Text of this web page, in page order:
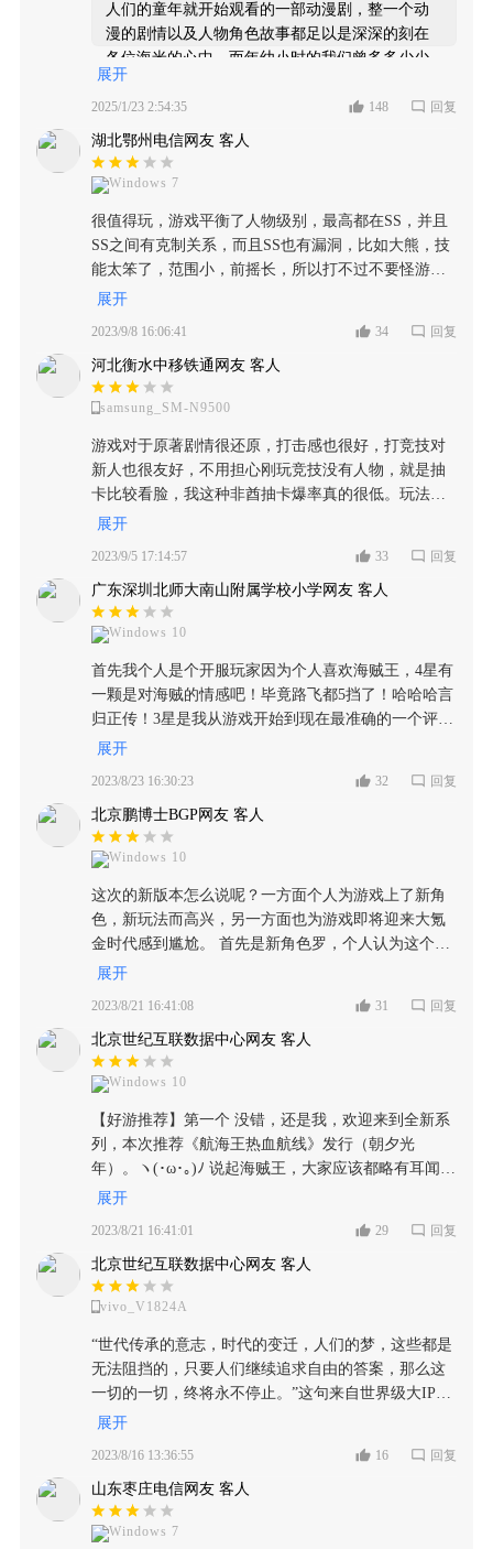
人们的童年就开始观看的一部动漫剧，整一个动
漫的剧情以及人物角色故事都足以是深深的刻在
各位海米的心中，而年幼小时的我们曾多多少少
也是有过像是主角路飞的那般伟大梦想，即使不
是同一平行世界，仍然是对冒险有着非常强烈的
向往。如今这一部热门的日漫也是被作为主要题
材制作出了许许多多的游戏，在这其中我们也是
能够感受一波当主角身临其境的快感，甚至是在
大题材早已经是承载着许多人的情怀了。所以说
游戏也是吸引力满满。 《航海王热血航线》作为
一款二次元风的漫改格斗冒险类游戏，可以说是
整一个游戏所给玩家们带来的游戏体验都是非常
充足的，而且在这么一个庞大的海盗世界当中，
是重新回顾整一个主线故事的发展进程，可谓是
相当的精彩。 『精美的画面，音质优秀突出』 对
观感是游戏当中所给玩家们带来最为直观的游戏
体验，毕竟游戏也是以这种日漫为主要的题材，
通过在漫画当中以及是动漫影视剧当中的各种场
景以及人物角色在游戏当中都能够得到一个较好
非常的细腻，细节做的也较为到位，不像是一些
这种类型的游戏在画面当中所显现出来的缺点错
漏百出。整个游戏当中所显现出的光彩以及色彩
的设计，都能够让每一个场景以及人物角色描绘
的相当生动形象，同时，这样精致的画面也是大
大增加了游戏的体验。况且，在游戏当中的各种
战斗场面也是非常的绚丽多彩，上次在影视剧当
大大提升了游戏当中的战斗快感，无论是各个人
物角色的动作还是技能的特效，都能够让玩家感
受到这种畅爽纯粹的战斗魅力，也可以说是丰富
了玩家在游戏当中的视觉观感，色彩以及特效的
设计搭配，能够令整个游戏的画面充满了视觉冲
给人的感觉还是较为优秀的，虽然在各种大型游
戏当中也是司空见惯，但仍然是没有什么令人感
到不足的缺点。 除此之外，游戏当中的音乐也是
有着非常不错的感受，像是在动漫影视剧中那一
首首经典背景音乐都能够在游戏当中得到一定的
还原显现，这样的设计不仅能够让玩家在游戏当
中得到一定的情怀共鸣，同时又渲染了游戏的氛
围，让玩家能够在游戏当中体验到这种激情澎湃
当中，都能够明显的感觉的到背景音乐的变化，
这也是能够让玩家非常容易的感受到游戏的这种
氛围渲染力。况且，在游戏当中的音效也是非常
的充足，不仅是将格斗动作类游戏的那种拳拳到
肉的打击感受做到位，同时，各种丰富的技能招
验性和游戏的内容表现，无论如何，这些设计在
游戏的每一方面都能够是发挥到一定的作用，又
满足了玩家在游戏当中的代入感。 『剧情类格斗
玩法，有不俗表现』 游戏是以这种动漫为主要题
材的话，那么在整一个游戏的主要玩法当中，剧
情也是发挥着一定的作用性，所以也就在整一个
游戏的这种格斗动作类玩法当中，加入了许许多
地图场景设计，都是能够让玩家在其中能够进行
探索，增加游戏的可玩性。简单来说，就是通过
剧情的主线故事来不断的设计关于剧情发展的遭
遇战，每一个场景以及是剧情的内容，都能够是
展开
2025/1/23 2:54:35 148 回复
湖北鄂州电信网友 客人
Windows 7
很值得玩，游戏平衡了人物级别，最高都在SS，并且
SS之间有克制关系，而且SS也有漏洞，比如大熊，技
能太笨了，范围小，前摇长，所以打不过不要怪游
戏，技术问题讲真，技术够了，B都能打SS😅，天空
放平心态，提升操作水平再来评价，不用抱怨SS出的
快，找到自己最喜欢的那个慢慢练习，会有奇效！一
个SS山治吃天下都可以的！而且不至于一个都抽不到
呀，连船长五十没到就别骂了，什么鲁兹，鹰眼，黄
猿之类的，只要有一个，愿意练练，都很好打，我一
个手残党都玩的溜，而且不一定要追求SS，S级贝拉
密，S级巴奇，A级索隆，SS级山治都是不错的选择，
验，被爆锤别气，完胜也别太高兴，慢慢来才有体验
以及官方，建议把保底从90调低一些不然门槛确实高
了，对于部分没法长时间游玩的玩家确实不太友好 最
近出英雄确实有些强度过分了，老牌SS已经明显有部
分跟不上时代了（大熊，老艾斯），希望加强，但是
些（比心～） 推荐弄一个保护机制，通过对比历史最
高段位来进行匹配，一方超过另一方一个大段位就不
要匹配在一起了，很多新人才进来就一直输，老玩家
各种原因流失，新人又被剩下的老玩家打的退游，真
的不利于游戏发展，我的公会32个人，现在只剩下两
个偶尔在线了（包括我） 还有就是，希望不要过于在
乎SS，一部分小人物大家也喜欢，东海的阿金，还有
那个船长（穿剑山披风，玩枪那个）还有乔巴的老师
克工作室全人物，或者养大路飞他们的山贼大妈等等
很多很多都可以出，现在的C,B,A就那么几个甚至S都
没多少新的可以抽出来的了，当然我知道这些要设计
很麻烦🧐，尤其是英雄技能之类的，官方的各位都辛
苦了，这些都可以不着急，慢慢来，大家都不急，也
同时也注意身体健康！英雄可以慢点出，不是英雄多
了就有人玩，也不是靠英雄本身的名气吸引人，主要
是用心哦～出一个英雄之前要考虑其他老角色以及很
多因素！不然就会被骂的😭 但是不要再把精力全放在
SS上了，大家都快没新鲜感了，一出英雄“哦，肯定
SS”，一来战令“哦，又是个S”，希望把目光下放在
S,ABC，各位加油哦，用心的游戏不愁转不到钱的！
钱，英雄出的快也或许是希望玩家充钱进去抽才能维
持，以及赚钱，但是这样会让玩家反感的！希望官方
大大借鉴其他几个成功的游戏，找到让玩家心甘情愿
充钱的办法，是借鉴不是照搬哦！
展开
2023/9/8 16:06:41 34 回复
河北衡水中移铁通网友 客人
samsung_SM-N9500
游戏对于原著剧情很还原，打击感也很好，打竞技对
新人也很友好，不用担心刚玩竞技没有人物，就是抽
卡比较看脸，我这种非酋抽卡爆率真的很低。玩法也
比较多样，就是有一点费肝。推荐新手先过剧情然后
快就能打完，就是很上瘾，让人忍不住想接着打，我
这种小菜就被经常吊打，但我的技术也提高了很多，
段位也到了大师。总之从还原度和玩法多样性都是一
个好游戏，没太多时间玩游戏的可以试试。
展开
2023/9/5 17:14:57 33 回复
广东深圳北师大南山附属学校小学网友 客人
Windows 10
首先我个人是个开服玩家因为个人喜欢海贼王，4星有
一颗是对海贼的情感吧！毕竟路飞都5挡了！哈哈哈言
归正传！3星是我从游戏开始到现在最准确的一个评
价。 1.早在之前PVP机制就没有改善从毒瘤鹰眼白胡
只要打PVP人手一个红发和库赞，会玩罗的也会开始
操作。导致了PVP平衡大大减少，上大分只能靠毒瘤
2.其次就是最让我气愤的一个事，多弗朗明哥！首先
确定一个事情啊！我明白多弗朗明哥是首个果实觉醒
的伙伴。而且双形态确实帅有东西，但是！从开服到
现在给我开了一个最大玩笑就是一个传奇！居然会以
氪金方式去搞而且！一个传奇居然不开放伙伴试
此小编承认多弗朗明哥强度真的很强但是！这波割韭
菜！也很气愤！典藏这样我真的可以理解。凡事要看
实！他只是一个传奇🤨🤨 3.在我之前的开服号已经找
不回来了我换了号新区开始，福利还是不错的”but！每
次福利都不错甚至更好！但是之后战力会很难搞而且
一个一个出……和我们玩逗家家🤓🤓总之辛辛苦苦攒
的必须要按照你的抽法才能得到自己喜欢的伙伴🤐🤐
单走一个6 4.总之希望好好做游戏吧！少割韭菜！ 少
割韭菜！少割韭菜！ 多听别人劝！PVP平衡真该改
了！ 多听听玩家意愿自愿会为了你们消费的。
展开
2023/8/23 16:30:23 32 回复
北京鹏博士BGP网友 客人
Windows 10
这次的新版本怎么说呢？一方面个人为游戏上了新角
色，新玩法而高兴，另一方面也为游戏即将迎来大氪
金时代感到尴尬。 首先是新角色罗，个人认为这个角
色整体的技能强度和输出能力是相当强悍的。 首先从
角色尤其是在其有 buff 加成的情况下。平 a 的攻击范
围又远又疼。 再者从角色的技能来看，多段控制能力
是这个角色的一大特色。比如说这个角色一技能的第3
段可以随机打乱对手的技能顺序。二技能可以强制对
手位移或者作为我方的位移手段。结合控制类技能，
让这个角色在竞技场上有着极高的输出空间和操作上
限。不过这一角色在激化技能方面的输出和强度，相
害，但不是特别炸裂。 总体来讲，新角色是一个操作
上限高，要玩家花费较多时间成本去练习的角色。个
人建议是可以抽取，但非必要。 再者是新玩法强者之
战。作为全新的 PVE 模式，在战斗体系上，他选择的
是切换三名角色进行关卡竞速的游戏模式。这一模式
原先各位只需要抽取战斗能力强的 C 位角色就行。但
在要考虑三个角色进行配对的情况下，那就要考虑一
C 二辅或者双 C 一辅的角色多方向养成及辅助位的上
线。并且角色的强度评价也变成了角色长时间造成的
总量伤害转移到角色在短时间能打出的爆发伤害。这
一点是各位需要注意的。 然后从这个玩法本身的可玩
性来讲，三人队的角色设计意味着这一玩法相较于传
统的 PVE 拥有更高的可玩性和操作性。同时由于新版
展开
2023/8/21 16:41:08 31 回复
北京世纪互联数据中心网友 客人
Windows 10
【好游推荐】第一个 没错，还是我，欢迎来到全新系
列，本次推荐《航海王热血航线》发行（朝夕光
年）。ヽ(･ω･｡)ﾉ 说起海贼王，大家应该都略有耳闻，
是由日本发布的日漫，部分人也是非常喜爱，这款游
游，其中的竞技场便是核心玩法，绝对公平公正，玩
家的所有属性均为同样，记得很久以前，朋友推荐我
玩这款游戏，然后我就浅试了一下，没想到还很好
玩，我入手的第一个角色就是萨波，之后越往后获得
的角色就越多，不得不说，红发确实强，后来朋友就
总喜欢和我单挑，但他一个传说我才新星，我打不
过，我就总是让朋友让着我，朋友也很爽快，总是让
可以选择过过剧情，里面的剧情也可以肝到你吐，对
了，不要忘记做每日任务，奖励也是很丰厚的。(^・
ω・^ ) 但无论来说是游戏的打击感还是画质，都堪称
完美，角色的技能千奇百怪，总能给你带来不一样的
惊喜，各种丝滑连招，让你也能做到丝血反杀。(′・
展开
2023/8/21 16:41:01 29 回复
北京世纪互联数据中心网友 客人
vivo_V1824A
“世代传承的意志，时代的变迁，人们的梦，这些都是
无法阻挡的，只要人们继续追求自由的答案，那么这
一切的一切，终将永不停止。”这句来自世界级大IP海
贼王中的海贼王罗杰的话。引出来今天我们要来探讨
航线》 首先发表一下我自己对于漫改游戏的看法。那
就是基本不能满足玩家对于游戏的期待，官方一般都
会做出各种操作来试图减少购买版权的损失，(｡˘•ε•˘｡)
我可以举个栗子。网易的游戏《初音速》都是根据日
展开
2023/8/16 13:36:55 16 回复
山东枣庄电信网友 客人
Windows 7